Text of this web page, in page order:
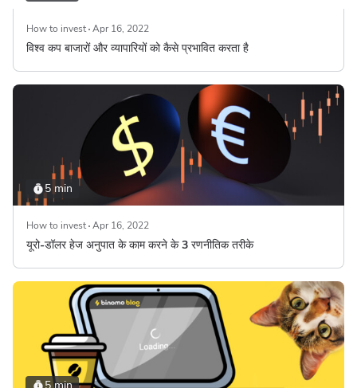
How to invest Apr 16, 2022
विश्व कप बाजारों और व्यापारियों को कैसे प्रभावित करता है
5 min
How to invest Apr 16, 2022
यूरो-डॉलर हेज अनुपात के काम करने के 3 रणनीतिक तरीके